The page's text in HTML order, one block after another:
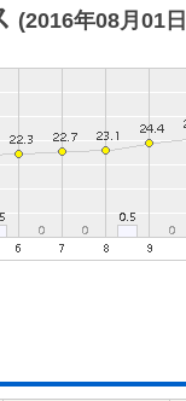
(2016年08月01